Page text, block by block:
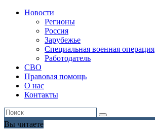
Новости
Регионы
Россия
Зарубежье
Специальная военная операция
Работодатель
СВО
Правовая помощь
О нас
Контакты
Вы читаете